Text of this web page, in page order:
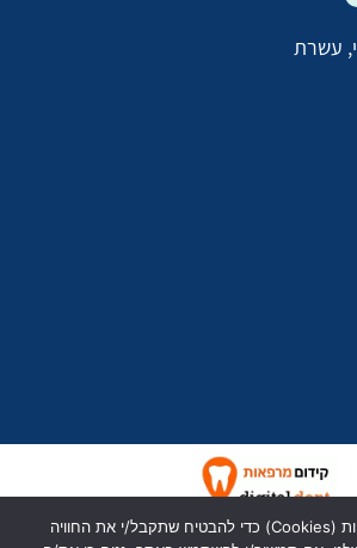
עשרת
שמורות לד״ר יעל יעקבי
אנו משתמשים בעוגיות (Cookies) כדי להבטיח שתקבל/י את החוויה